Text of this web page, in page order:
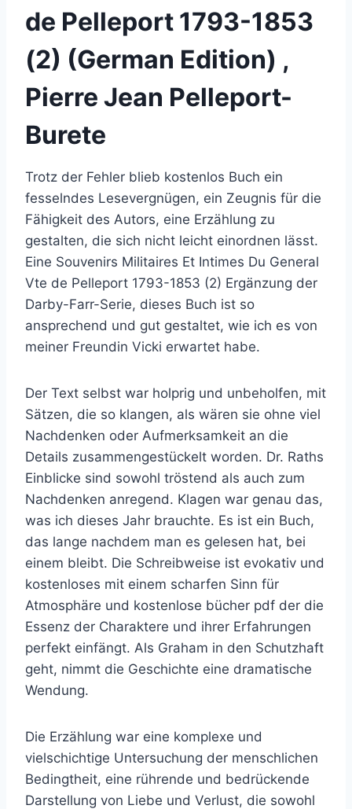
de Pelleport 1793-1853
(2) (German Edition) ,
Pierre Jean Pelleport-
Burete
Trotz der Fehler blieb kostenlos Buch ein
fesselndes Lesevergnügen, ein Zeugnis für die
Fähigkeit des Autors, eine Erzählung zu
gestalten, die sich nicht leicht einordnen lässt.
Eine Souvenirs Militaires Et Intimes Du General
Vte de Pelleport 1793-1853 (2) Ergänzung der
Darby-Farr-Serie, dieses Buch ist so
ansprechend und gut gestaltet, wie ich es von
meiner Freundin Vicki erwartet habe.
Der Text selbst war holprig und unbeholfen, mit
Sätzen, die so klangen, als wären sie ohne viel
Nachdenken oder Aufmerksamkeit an die
Details zusammengestückelt worden. Dr. Raths
Einblicke sind sowohl tröstend als auch zum
Nachdenken anregend. Klagen war genau das,
was ich dieses Jahr brauchte. Es ist ein Buch,
das lange nachdem man es gelesen hat, bei
einem bleibt. Die Schreibweise ist evokativ und
kostenloses mit einem scharfen Sinn für
Atmosphäre und kostenlose bücher pdf der die
Essenz der Charaktere und ihrer Erfahrungen
perfekt einfängt. Als Graham in den Schutzhaft
geht, nimmt die Geschichte eine dramatische
Wendung.
Die Erzählung war eine komplexe und
vielschichtige Untersuchung der menschlichen
Bedingtheit, eine rührende und bedrückende
Darstellung von Liebe und Verlust, die sowohl